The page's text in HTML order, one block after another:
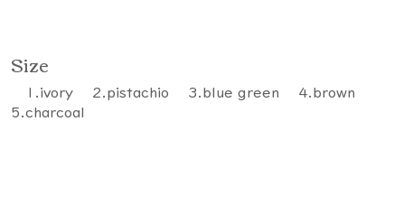
​Size
1.ivory 2.pistachio 3.blue green 4.brown
5.charcoal